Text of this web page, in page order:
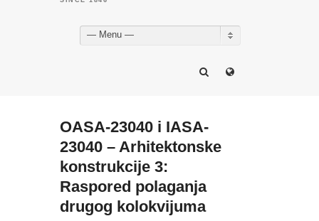
— Menu —
OASA-23040 i IASA-
23040 – Arhitektonske
konstrukcije 3:
Raspored polaganja
drugog kolokvijuma